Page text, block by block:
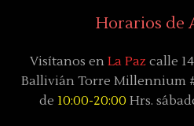
Horarios de
Visítanos en La Paz calle
Ballivián Torre Millennium
de 10:00-20:00 Hrs.